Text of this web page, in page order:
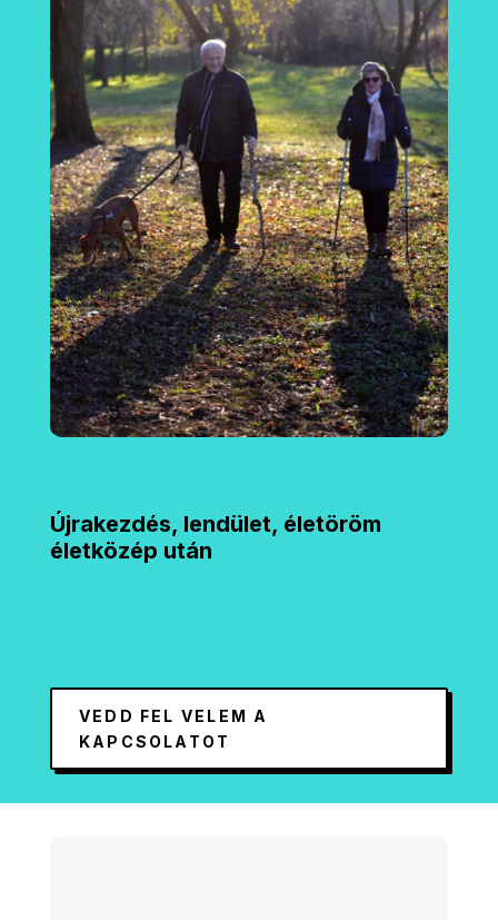
Újrakezdés, lendület, életöröm
életközép után
VEDD FEL VELEM A
KAPCSOLATOT